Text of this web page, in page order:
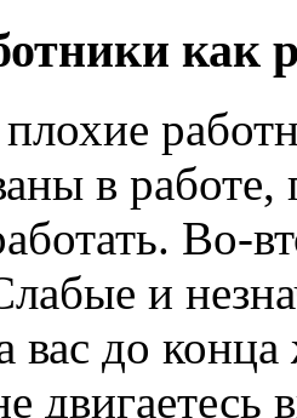
как
в
Во-
и
вас до
двигаетесь